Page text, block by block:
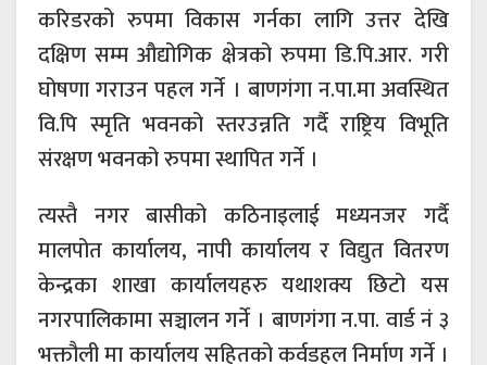
करिडरको रुपमा विकास गर्नका लागि उत्तर देखि
दक्षिण सम्म औद्योगिक क्षेत्रको रुपमा डि.पि.आर. गरी
घोषणा गराउन पहल गर्ने । बाणगंगा न.पा.मा अवस्थित
वि.पि स्मृति भवनको स्तरउन्नति गर्दै राष्ट्रिय विभूति
संरक्षण भवनको रुपमा स्थापित गर्ने ।
त्यस्तै नगर बासीको कठिनाइलाई मध्यनजर गर्दै
मालपोत कार्यालय, नापी कार्यालय र विद्युत वितरण
केन्द्रका शाखा कार्यालयहरु यथाशक्य छिटो यस
नगरपालिकामा सञ्चालन गर्ने । बाणगंगा न.पा. वार्ड नं ३
भक्तौली मा कार्यालय सहितको कर्वडहल निर्माण गर्ने ।